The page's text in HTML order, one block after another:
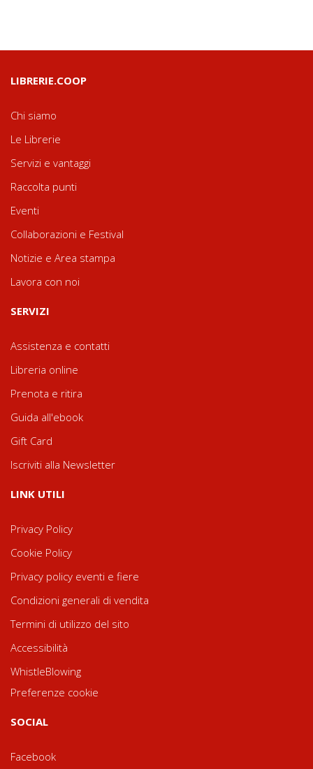
LIBRERIE.COOP
Chi siamo
Le Librerie
Servizi e vantaggi
Raccolta punti
Eventi
Collaborazioni e Festival
Notizie e Area stampa
Lavora con noi
SERVIZI
Assistenza e contatti
Libreria online
Prenota e ritira
Guida all'ebook
Gift Card
Iscriviti alla Newsletter
LINK UTILI
Privacy Policy
Cookie Policy
Privacy policy eventi e fiere
Condizioni generali di vendita
Termini di utilizzo del sito
Accessibilità
WhistleBlowing
Preferenze cookie
SOCIAL
Facebook